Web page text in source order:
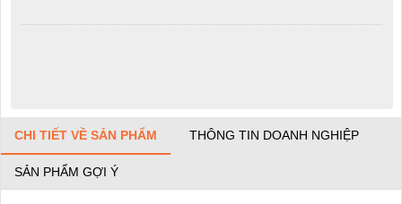
CHI TIẾT VỀ SẢN PHẨM THÔNG TIN DOANH NGHIỆP
SẢN PHẨM GỢI Ý